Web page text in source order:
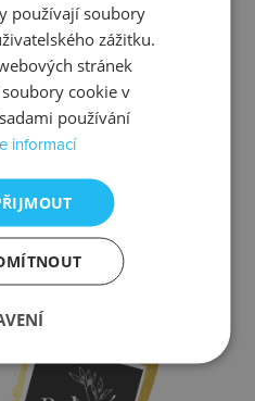
Zjistit více
Výměna
Zjistit více
používají soubory
zážitku.
stránek
cookie v
používání
informací